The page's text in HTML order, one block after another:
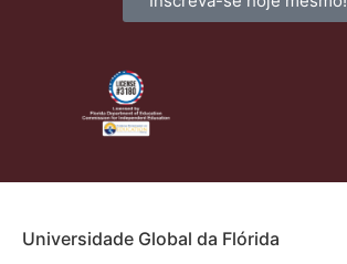
Universidade Global da Flórida